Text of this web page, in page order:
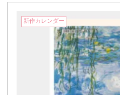
新作カレンダー